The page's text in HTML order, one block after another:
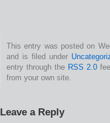
This entry was posted on
and is filed under
entry through the RSS 2.0
from your own site.
Leave a Reply